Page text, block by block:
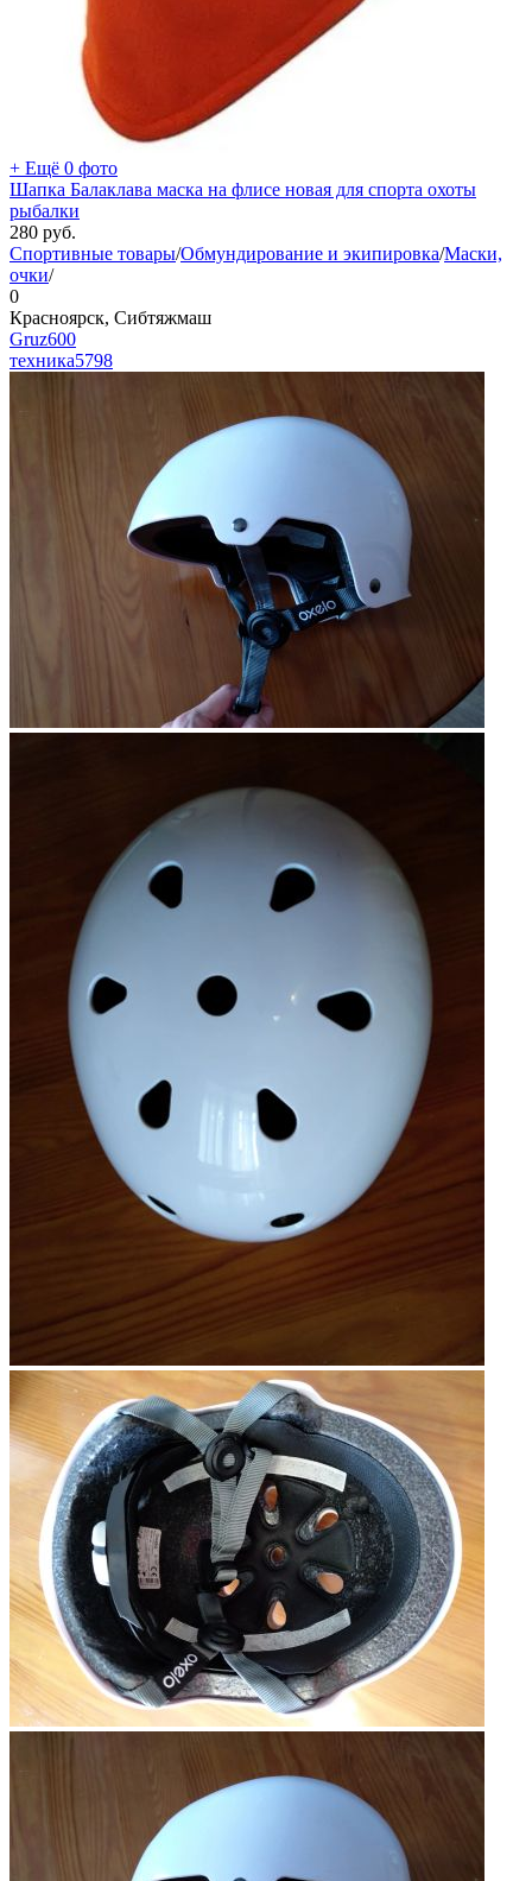
+ Ещё 0 фото
Шапка Балаклава маска на флисе новая для спорта охоты
рыбалки
280 руб.
Спортивные товары/Обмундирование и экипировка/Маски,
очки/
0
Красноярск, Сибтяжмаш
Gruz600
техника5798